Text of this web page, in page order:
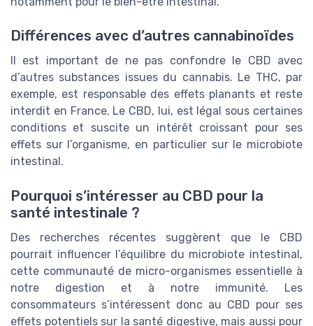
Différences avec d’autres cannabinoïdes
Il est important de ne pas confondre le CBD avec
d’autres substances issues du cannabis. Le THC, par
exemple, est responsable des effets planants et reste
interdit en France. Le CBD, lui, est légal sous certaines
conditions et suscite un intérêt croissant pour ses
effets sur l’organisme, en particulier sur le microbiote
intestinal.
Pourquoi s’intéresser au CBD pour la
santé intestinale ?
Des recherches récentes suggèrent que le CBD
pourrait influencer l’équilibre du microbiote intestinal,
cette communauté de micro-organismes essentielle à
notre digestion et à notre immunité. Les
consommateurs s’intéressent donc au CBD pour ses
effets potentiels sur la santé digestive, mais aussi pour